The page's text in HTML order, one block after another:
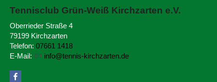
Tennisclub Grün-Weiß Kirchzarten e.V.
Oberrieder Straße 4
79199 Kirchzarten
Telefon: 07661 1418
E-Mail:
nf t nns-k rchz rt n d